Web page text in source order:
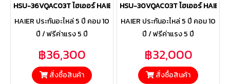
HSU-36VQAC03T ไฮเออร์ HAIER แบบติดผนัง รุ่น Clean Cool
HAIER ประกันอะไหล่ 5 ปี คอม 10
ปี / ฟรีค่าแรง 5 ปี
฿36,300
สั่งซื้อสินค้า
HSU-30VQAC03T ไฮเออร์
HAIER ประกันอะไหล่ 5 ปี คอม 10
ปี / ฟรีค่าแรง 5 ปี
฿32,000
สั่งซื้อสินค้า